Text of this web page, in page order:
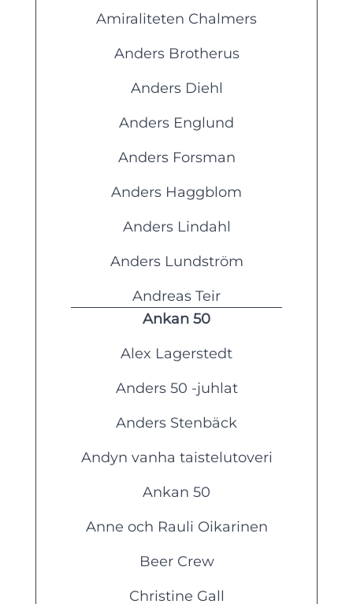
Amiraliteten Chalmers
Anders Brotherus
Anders Diehl
Anders Englund
Anders Forsman
Anders Haggblom
Anders Lindahl
Anders Lundström
Andreas Teir
Ankan 50
Alex Lagerstedt
Anders 50 -juhlat
Anders Stenbäck
Andyn vanha taistelutoveri
Ankan 50
Anne och Rauli Oikarinen
Beer Crew
Christine Gall